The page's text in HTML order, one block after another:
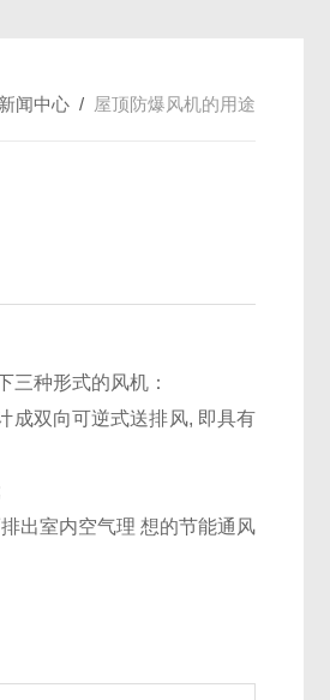
新闻中心 / 屋顶防爆风机的用途
三种形式的风机：
成双向可逆式送排风, 即具有
出室内空气理 想的节能通风